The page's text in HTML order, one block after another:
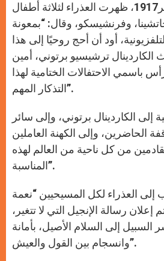
مايو إلى 13 أكتوبر1917، ظهرت العذراء لثلاثة أطفال
وفرنشيسكو، وقال: “بمعونة
أود أن أحج روحيًا إلى هذا
الكاردينال ترشيسيو برتوني، أمين
باسمي الاحتفالات الختامية لهذا
التذكار المهم”.
إلى الكاردينال برتوني، وإلى سائر
الحاضرين، وإلى الكهنة العاملين
من كل ناحية من العالم لهذه
المناسبة”.
إلى العذراء لكل المسيحيين “نعمة
إعلان رسالة الإنجيل التي لا تتغير،
السبيل إلى السلام الأصيل، بأمانة
وانسجام بين القول والعيش”.